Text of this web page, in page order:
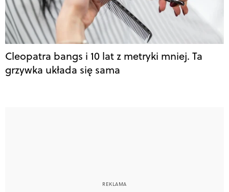
Cleopatra bangs i 10 lat z metryki mniej. Ta
grzywka układa się sama